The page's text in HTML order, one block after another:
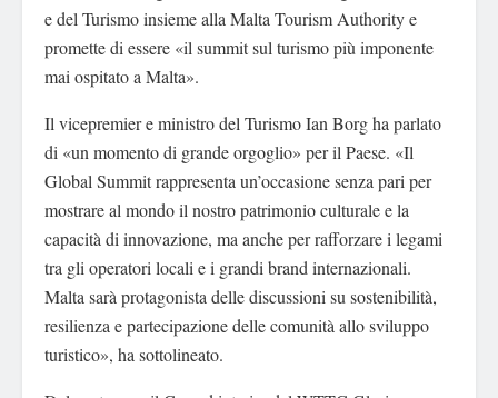
e del Turismo insieme alla Malta Tourism Authority e
promette di essere «il summit sul turismo più imponente
mai ospitato a Malta».
Il vicepremier e ministro del Turismo Ian Borg ha parlato
di «un momento di grande orgoglio» per il Paese. «Il
Global Summit rappresenta un’occasione senza pari per
mostrare al mondo il nostro patrimonio culturale e la
capacità di innovazione, ma anche per rafforzare i legami
tra gli operatori locali e i grandi brand internazionali.
Malta sarà protagonista delle discussioni su sostenibilità,
resilienza e partecipazione delle comunità allo sviluppo
turistico», ha sottolineato.